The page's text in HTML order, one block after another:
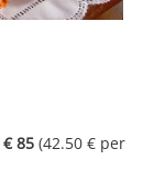
€ 85 (42.50 € per